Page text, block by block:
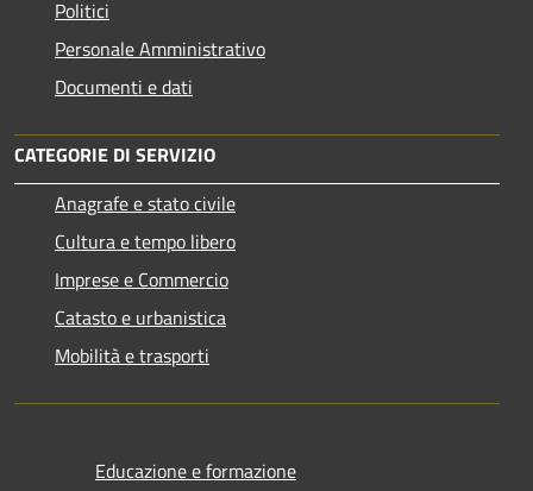
Politici
Personale Amministrativo
Documenti e dati
CATEGORIE DI SERVIZIO
Anagrafe e stato civile
Cultura e tempo libero
Imprese e Commercio
Catasto e urbanistica
Mobilità e trasporti
Educazione e formazione